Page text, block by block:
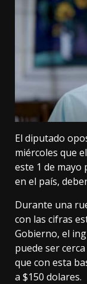
El diputado
miércoles que
este 1 de mayo
en el país,
Durante una
con las cifras
Gobierno, el
puede ser
que con esta
a $150 dolares.